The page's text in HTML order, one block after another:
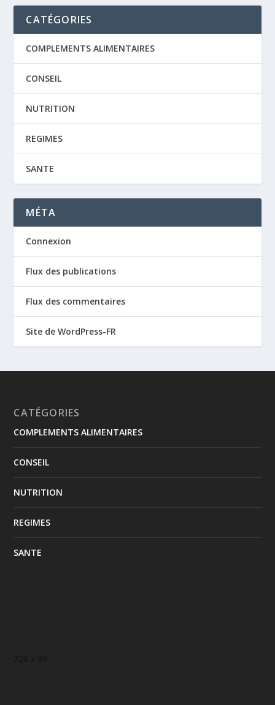
CATÉGORIES
COMPLEMENTS ALIMENTAIRES
CONSEIL
NUTRITION
REGIMES
SANTE
MÉTA
Connexion
Flux des publications
Flux des commentaires
Site de WordPress-FR
CATÉGORIES
COMPLEMENTS ALIMENTAIRES
CONSEIL
NUTRITION
REGIMES
SANTE